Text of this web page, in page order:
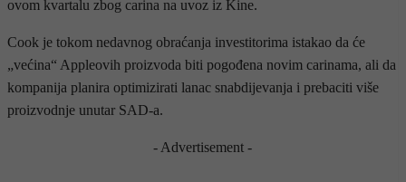
ovom kvartalu zbog carina na uvoz iz Kine.
Cook je tokom nedavnog obraćanja investitorima istakao da će
„većina“ Appleovih proizvoda biti pogođena novim carinama, ali da
kompanija planira optimizirati lanac snabdijevanja i prebaciti više
proizvodnje unutar SAD-a.
- Advertisement -